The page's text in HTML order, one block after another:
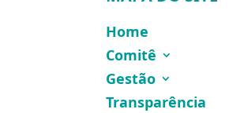
Home
Comitê
Gestão
Transparência